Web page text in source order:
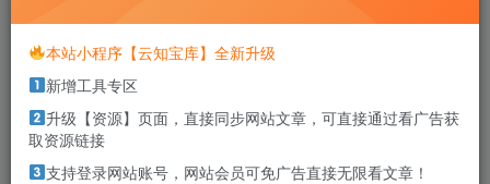
本站部分资源打包为压缩包以方便分享，涉及较多
击解压密码
游戏介绍
本站小程序【云知宝库】全新升级
新增工具专区
升级【资源】页面，直接同步网站文章，可直接通过看广告获
取资源链接
支持登录网站账号，网站会员可免广告直接无限看文章！